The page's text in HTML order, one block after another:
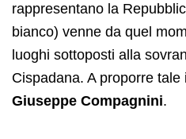
rappresentano la
bianco) venne da quel
luoghi sottoposti alla
Cispadana. A proporre
Giuseppe Compagnini.